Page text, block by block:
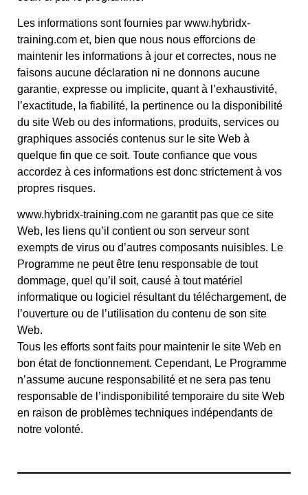
Les informations sont fournies par www.hybridx-
training.com et, bien que nous nous efforcions de
maintenir les informations à jour et correctes, nous ne
faisons aucune déclaration ni ne donnons aucune
garantie, expresse ou implicite, quant à l’exhaustivité,
l’exactitude, la fiabilité, la pertinence ou la disponibilité
du site Web ou des informations, produits, services ou
graphiques associés contenus sur le site Web à
quelque fin que ce soit. Toute confiance que vous
accordez à ces informations est donc strictement à vos
propres risques.
www.hybridx-training.com ne garantit pas que ce site
Web, les liens qu’il contient ou son serveur sont
exempts de virus ou d’autres composants nuisibles. Le
Programme ne peut être tenu responsable de tout
dommage, quel qu’il soit, causé à tout matériel
informatique ou logiciel résultant du téléchargement, de
l’ouverture ou de l’utilisation du contenu de son site
Web.
Tous les efforts sont faits pour maintenir le site Web en
bon état de fonctionnement. Cependant, Le Programme
n’assume aucune responsabilité et ne sera pas tenu
responsable de l’indisponibilité temporaire du site Web
en raison de problèmes techniques indépendants de
notre volonté.